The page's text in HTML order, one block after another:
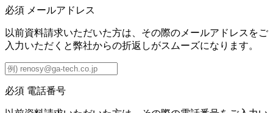
必須 メールアドレス
以前資料請求いただいた方は、その際のメールアドレスをご
入力いただくと弊社からの折返しがスムーズになります。
必須 電話番号